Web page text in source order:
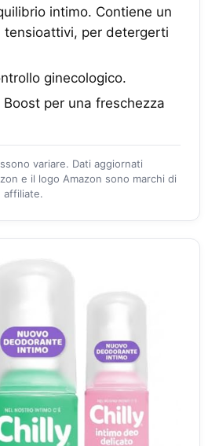
intimo. Contiene un
tensioattivi, per detergerti
ginecologico.
per una freschezza
variare. Dati aggiornati
e il logo Amazon sono marchi di
affiliate.